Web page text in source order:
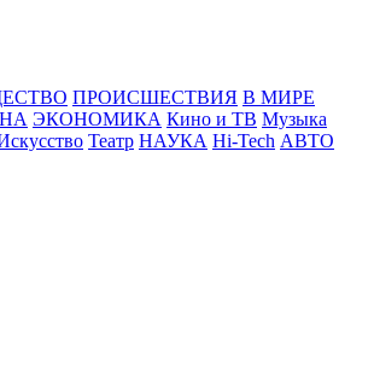
ПРОИСШЕСТВИЯ В МИРЕ
ЭКОНОМИКА Кино и ТВ Музыка
Театр НАУКА Hi-Tech АВТО